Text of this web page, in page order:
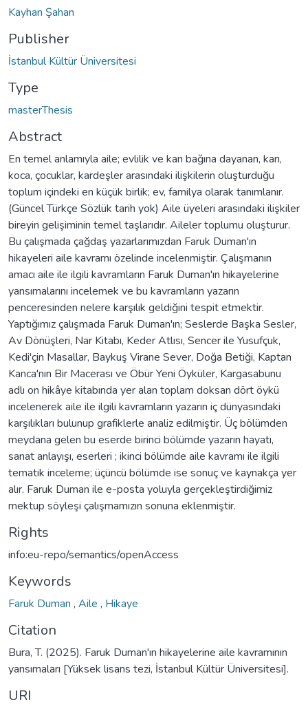
Kayhan Şahan
Publisher
İstanbul Kültür Üniversitesi
Type
masterThesis
Abstract
En temel anlamıyla aile; evlilik ve kan bağına dayanan, karı,
koca, çocuklar, kardeşler arasındaki ilişkilerin oluşturduğu
toplum içindeki en küçük birlik; ev, familya olarak tanımlanır.
(Güncel Türkçe Sözlük tarih yok) Aile üyeleri arasındaki ilişkiler
bireyin gelişiminin temel taşlarıdır. Aileler toplumu oluşturur.
Bu çalışmada çağdaş yazarlarımızdan Faruk Duman'ın
hikayeleri aile kavramı özelinde incelenmiştir. Çalışmanın
amacı aile ile ilgili kavramların Faruk Duman'ın hikayelerine
yansımalarını incelemek ve bu kavramların yazarın
penceresinden nelere karşılık geldiğini tespit etmektir.
Yaptığımız çalışmada Faruk Duman'ın; Seslerde Başka Sesler,
Av Dönüşleri, Nar Kitabı, Keder Atlısı, Sencer ile Yusufçuk,
Kedi'çin Masallar, Baykuş Virane Sever, Doğa Betiği, Kaptan
Kanca'nın Bir Macerası ve Öbür Yeni Öyküler, Kargasabunu
adlı on hikâye kitabında yer alan toplam doksan dört öykü
incelenerek aile ile ilgili kavramların yazarın iç dünyasındaki
karşılıkları bulunup grafiklerle analiz edilmiştir. Üç bölümden
meydana gelen bu eserde birinci bölümde yazarın hayatı,
sanat anlayışı, eserleri ; ikinci bölümde aile kavramı ile ilgili
tematik inceleme; üçüncü bölümde ise sonuç ve kaynakça yer
alır. Faruk Duman ile e-posta yoluyla gerçekleştirdiğimiz
mektup söyleşi çalışmamızın sonuna eklenmiştir.
Rights
info:eu-repo/semantics/openAccess
Keywords
Faruk Duman , Aile , Hikaye
Citation
Bura, T. (2025). Faruk Duman'ın hikayelerine aile kavramının
yansımaları [Yüksek lisans tezi, İstanbul Kültür Üniversitesi].
URI